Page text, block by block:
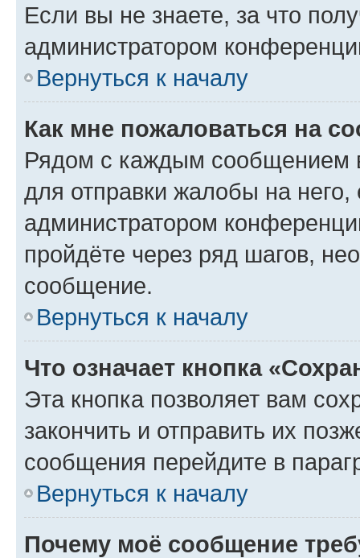
Если вы не знаете, за что
администратором
Вернуться к началу
Как мне пожаловаться на
Рядом с каждым сообщением
для отправки жалобы на
администратором
пройдёте через ряд шагов,
сообщение.
Вернуться к началу
Что означает кнопка
Эта кнопка позволяет вам
закончить и отправить их
сообщения перейдите в
Вернуться к началу
Почему моё сообщение